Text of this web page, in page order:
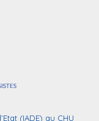
(IADE) au CHU